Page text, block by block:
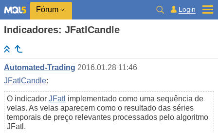
Fórum Login
Indicadores: JFatlCandle
Automated-Trading 2016.01.28 11:46
JFatlCandle:
O indicador JFatl implementado como uma sequência de
velas. As velas aparecem como o resultado das séries
temporais de preço relevantes processados ​​pelo algoritmo
JFatl.